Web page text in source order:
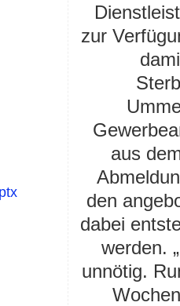
zur
aus
den
dabei
werden.
unnötig.